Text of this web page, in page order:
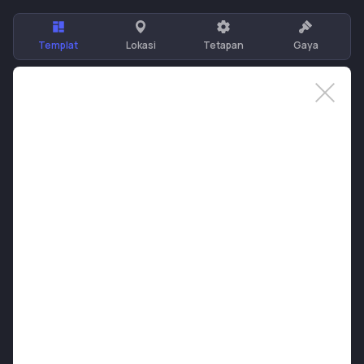
Templat Lokasi Tetapan Gaya